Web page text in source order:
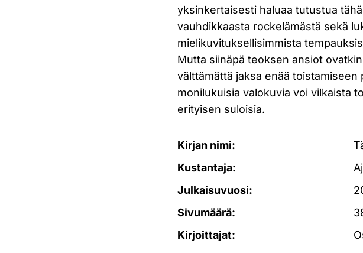
yksinkertaisesti haluaa tutustua
vauhdikkaasta rockelämästä sekä
mielikuvituksellisimmista
Mutta siinäpä teoksen ansiot
välttämättä jaksa enää toistamiseen
monilukuisia valokuvia voi vilkaista
erityisen suloisia.
Kirjan nimi:
Kustantaja:
Julkaisuvuosi:
Sivumäärä:
Kirjoittajat: